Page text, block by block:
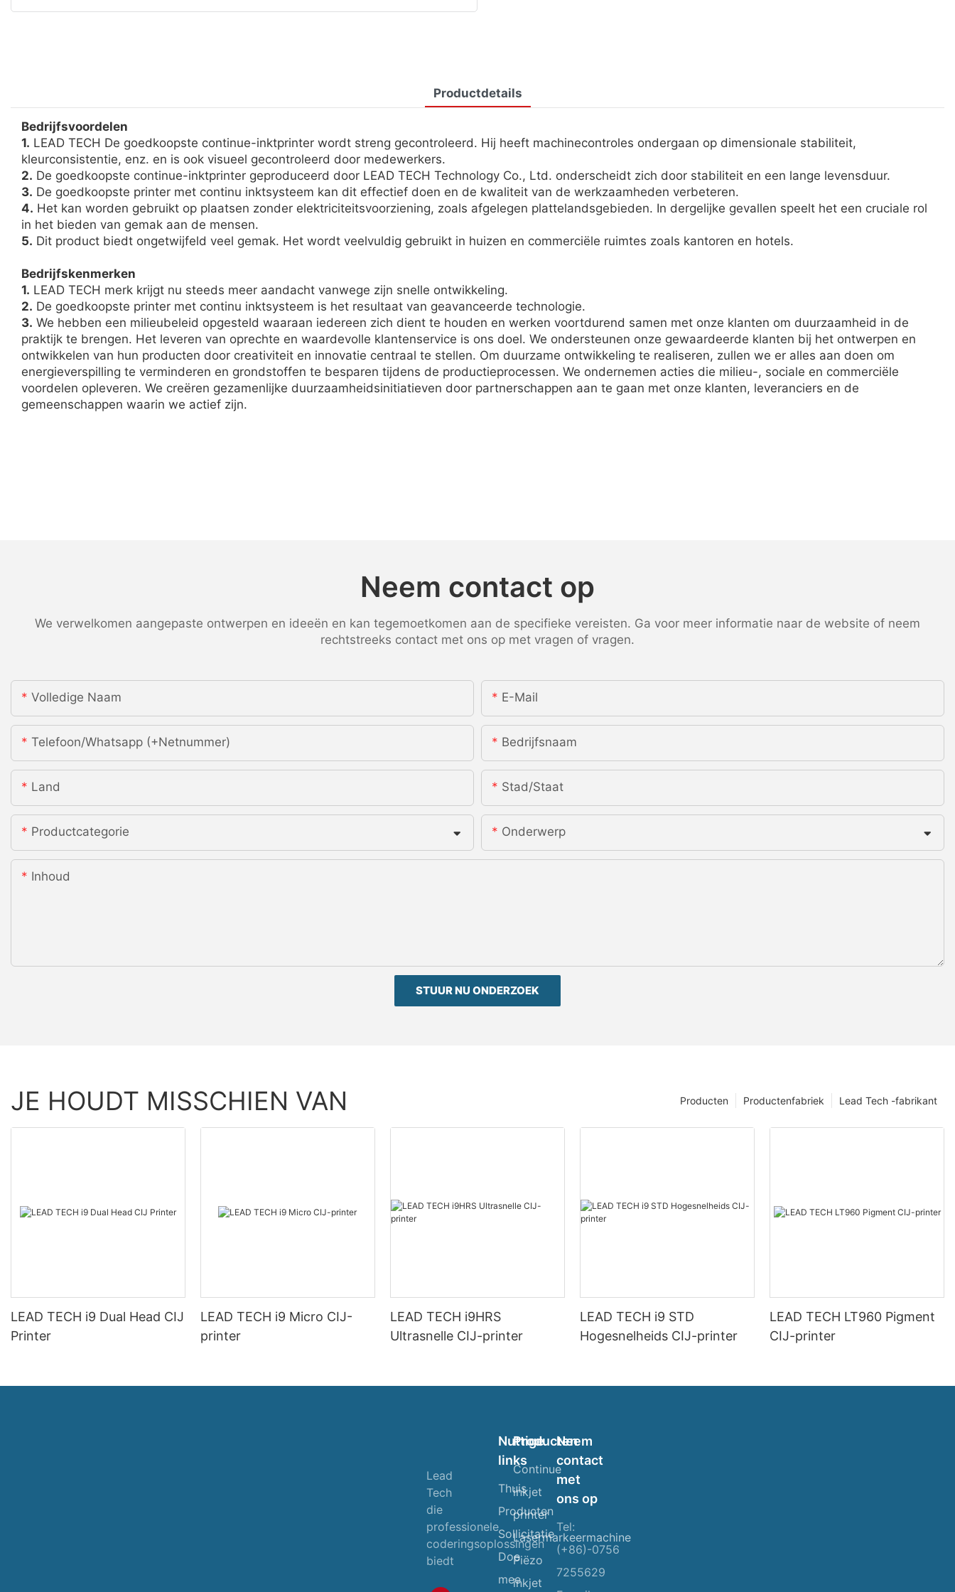
Productdetails
Bedrijfsvoordelen
1. LEAD TECH De goedkoopste continue-inktprinter wordt streng gecontroleerd. Hij heeft machinecontroles ondergaan op dimensionale stabiliteit,
kleurconsistentie, enz. en is ook visueel gecontroleerd door medewerkers.
2. De goedkoopste continue-inktprinter geproduceerd door LEAD TECH Technology Co., Ltd. onderscheidt zich door stabiliteit en een lange levensduur.
3. De goedkoopste printer met continu inktsysteem kan dit effectief doen en de kwaliteit van de werkzaamheden verbeteren.
4. Het kan worden gebruikt op plaatsen zonder elektriciteitsvoorziening, zoals afgelegen plattelandsgebieden. In dergelijke gevallen speelt het een cruciale rol
in het bieden van gemak aan de mensen.
5. Dit product biedt ongetwijfeld veel gemak. Het wordt veelvuldig gebruikt in huizen en commerciële ruimtes zoals kantoren en hotels.
Bedrijfskenmerken
1. LEAD TECH merk krijgt nu steeds meer aandacht vanwege zijn snelle ontwikkeling.
2. De goedkoopste printer met continu inktsysteem is het resultaat van geavanceerde technologie.
3. We hebben een milieubeleid opgesteld waaraan iedereen zich dient te houden en werken voortdurend samen met onze klanten om duurzaamheid in de
praktijk te brengen. Het leveren van oprechte en waardevolle klantenservice is ons doel. We ondersteunen onze gewaardeerde klanten bij het ontwerpen en
ontwikkelen van hun producten door creativiteit en innovatie centraal te stellen. Om duurzame ontwikkeling te realiseren, zullen we er alles aan doen om
energieverspilling te verminderen en grondstoffen te besparen tijdens de productieprocessen. We ondernemen acties die milieu-, sociale en commerciële
voordelen opleveren. We creëren gezamenlijke duurzaamheidsinitiatieven door partnerschappen aan te gaan met onze klanten, leveranciers en de
gemeenschappen waarin we actief zijn.
Neem contact op
We verwelkomen aangepaste ontwerpen en ideeën en kan tegemoetkomen aan de specifieke vereisten. Ga voor meer informatie naar de website of neem
rechtstreeks contact met ons op met vragen of vragen.
Volledige Naam E-Mail
Telefoon/whatsapp (+netnummer) Bedrijfsnaam
Land Stad/staat
Productcategorie Onderwerp
Inhoud
STUUR NU ONDERZOEK
JE HOUDT MISSCHIEN VAN Lead Tech -fabrikant
Productenfabriek
Producten
LEAD TECH i9 Dual Head CIJ
Printer
LEAD TECH i9 Micro CIJ-
printer
LEAD TECH i9HRS
Ultrasnelle CIJ-printer
LEAD TECH i9 STD
Hogesnelheids CIJ-printer
LEAD TECH LT960 Pigment
CIJ-printer
Lead
Tech
die
professionele
coderingsoplossingen
biedt
Nuttige
links
Thuis
Producten
Sollicitatie
Doe
mee
Producten
Continue
inkjet
printer
Lasermarkeermachine
Piëzo
inkjet
Neem
contact
met
ons op
Tel:
(+86)-0756
7255629